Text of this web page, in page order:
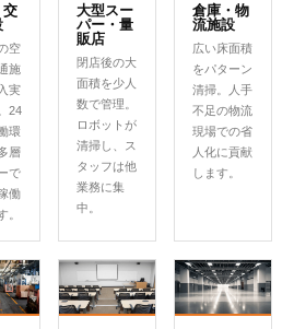
交
空
施
実
24
環
層
で
働
。
大型スー
パー・量
販店
閉店後の大
面積を少人
数で管理。
ロボットが
清掃し、ス
タッフは他
業務に集
中。
倉庫・物
流施設
広い床面積
をパターン
清掃。人手
不足の物流
現場での省
人化に貢献
します。